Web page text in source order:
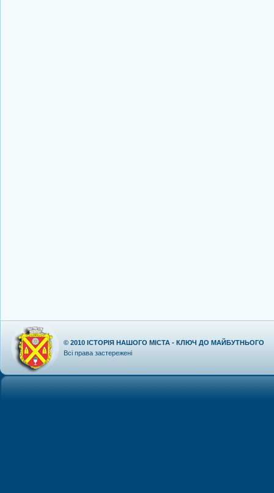
© 2010 ІСТОРІЯ НАШОГО МІСТА - КЛЮЧ ДО МАЙБУТНЬОГО
Всі права застережені